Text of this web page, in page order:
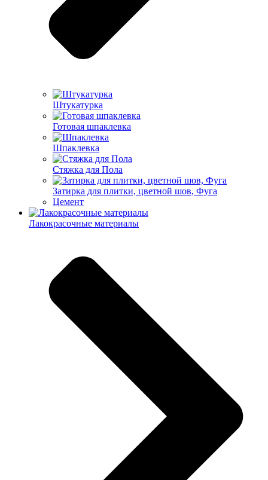
Штукатурка
Готовая шпаклевка
Шпаклевка
Стяжка для Пола
Затирка для плитки, цветной шов, Фуга
Цемент
Лакокрасочные материалы